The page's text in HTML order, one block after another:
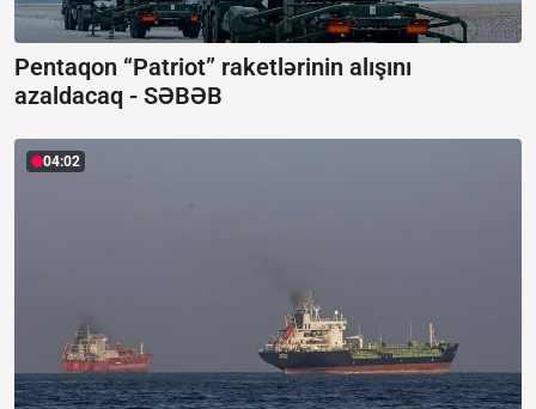
Pentaqon “Patriot” raketlərinin alışını
azaldacaq - SƏBƏB
04:02